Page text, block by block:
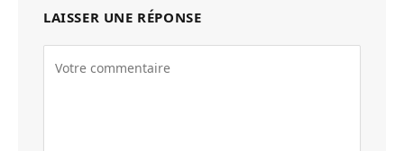
LAISSER UNE RÉPONSE